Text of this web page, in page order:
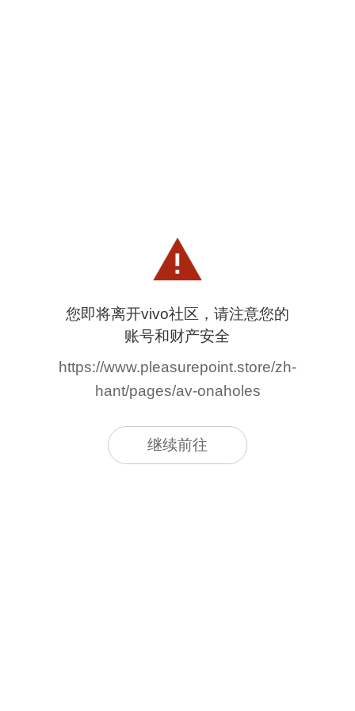
您即将离开vivo社区，请注意您的
账号和财产安全
https://www.pleasurepoint.store/zh-
hant/pages/av-onaholes
继续前往